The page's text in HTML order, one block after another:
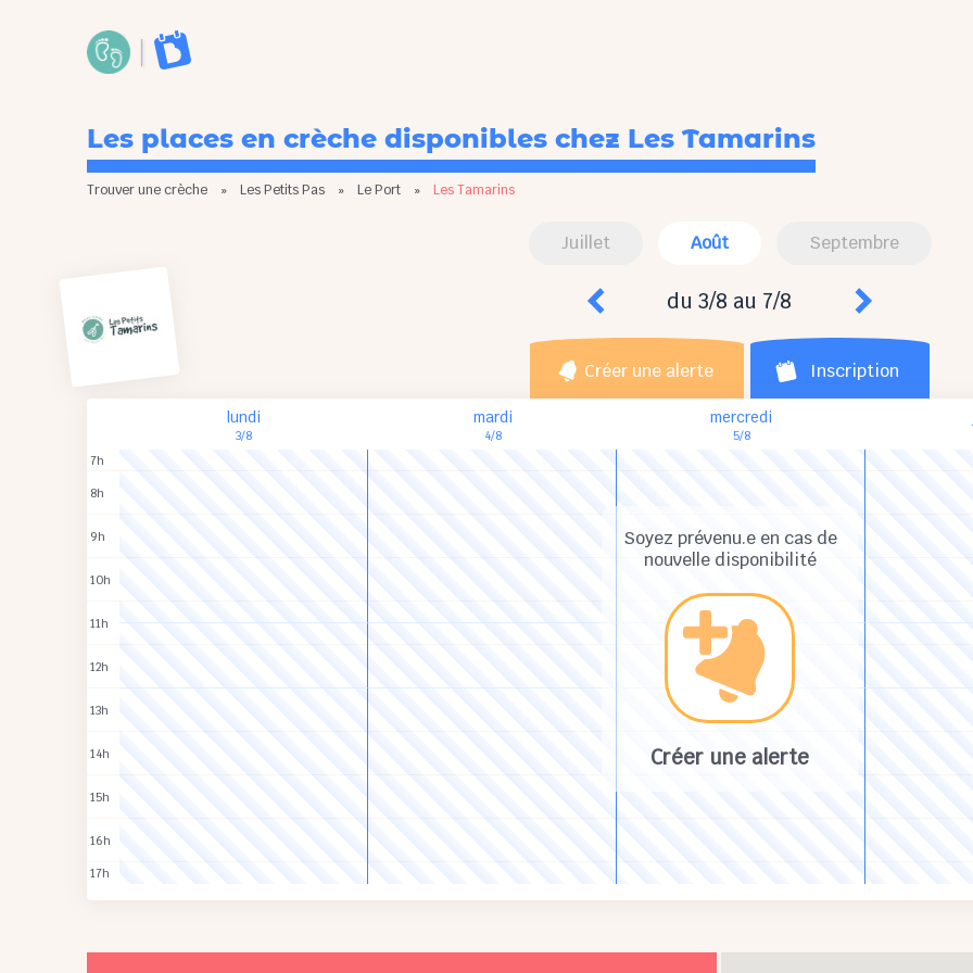
Les places en crèche disponibles chez Les Tamarins
Trouver une crèche » Les Petits Pas » Le Port » Les Tamarins
Juillet Août Septembre
du 3/8 au 7/8
Créer une alerte Inscription
Soyez prévenu.e en cas de
nouvelle disponibilité
Créer une alerte
lundi
3/8
mardi
4/8
mercredi
5/8
7h
8h
9h
10h
11h
12h
13h
14h
15h
16h
17h